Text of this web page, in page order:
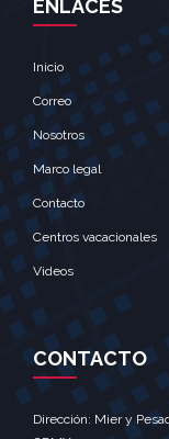
ENLACES
Inicio
Correo
Nosotros
Marco legal
Contacto
Centros vacacionales
Videos
CONTACTO
Dirección: Mier y